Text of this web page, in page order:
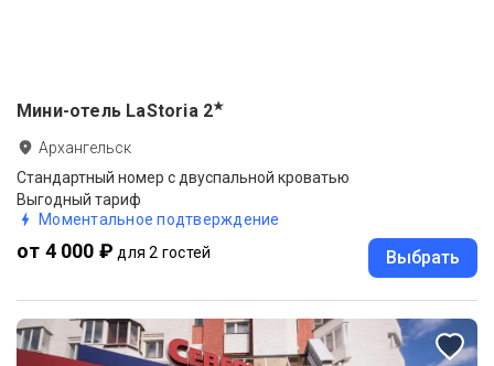
Мини-отель LaStoria 2★
Архангельск
Стандартный номер с двуспальной кроватью
Выгодный тариф
Моментальное подтверждение
от 4 000 ₽ для 2 гостей Выбрать